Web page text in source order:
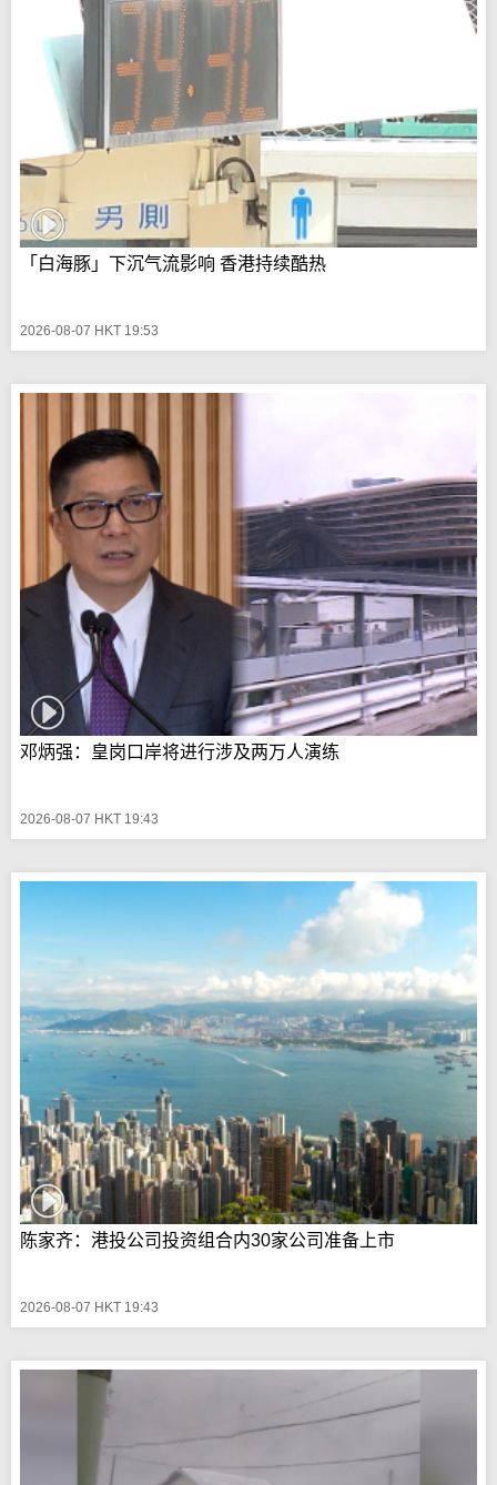
「白海豚」下沉气流影响 香港持续酷热
2026-08-07 HKT 19:53
邓炳强：皇岗口岸将进行涉及两万人演练
2026-08-07 HKT 19:43
陈家齐：港投公司投资组合内30家公司准备上市
2026-08-07 HKT 19:43